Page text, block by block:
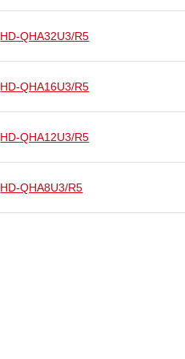
HD-QHA32U3/R5
HD-QHA16U3/R5
HD-QHA12U3/R5
HD-QHA8U3/R5